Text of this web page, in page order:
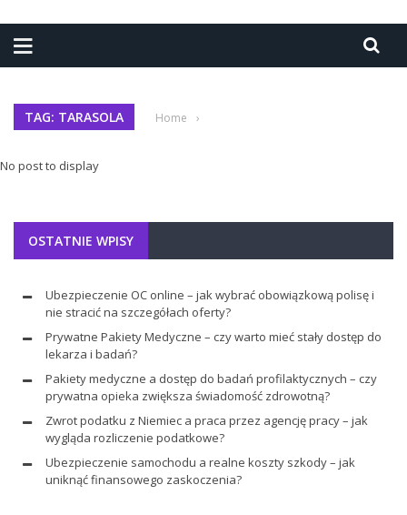
TAG: TARASOLA Home ›
No post to display
OSTATNIE WPISY
Ubezpieczenie OC online – jak wybrać obowiązkową polisę i
nie stracić na szczegółach oferty?
Prywatne Pakiety Medyczne – czy warto mieć stały dostęp do
lekarza i badań?
Pakiety medyczne a dostęp do badań profilaktycznych – czy
prywatna opieka zwiększa świadomość zdrowotną?
Zwrot podatku z Niemiec a praca przez agencję pracy – jak
wygląda rozliczenie podatkowe?
Ubezpieczenie samochodu a realne koszty szkody – jak
uniknąć finansowego zaskoczenia?